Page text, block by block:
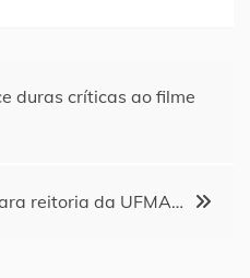
duras críticas ao filme
reitoria da UFMA…